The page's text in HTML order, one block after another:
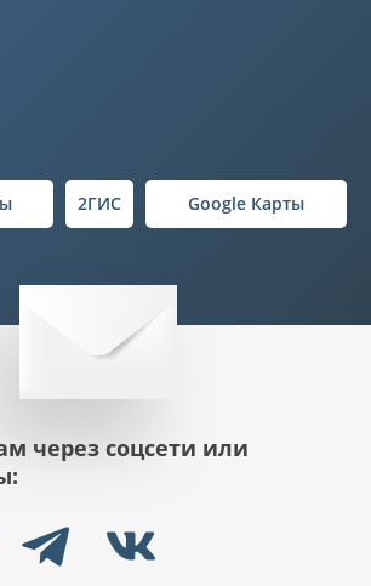
2ГИС Google Карты
через соцсети или